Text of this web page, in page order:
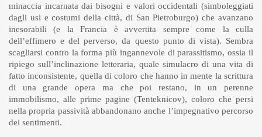
minaccia incarnata dai bisogni e valori occidentali (simboleggiati
dagli usi e costumi della città, di San Pietroburgo) che avanzano
inesorabili (e la Francia è avvertita sempre come la culla
dell’effimero e del perverso, da questo punto di vista). Sembra
scagliarsi contro la forma più ingannevole di parassitismo, ossia il
ripiego sull’inclinazione letteraria, quale simulacro di una vita di
fatto inconsistente, quella di coloro che hanno in mente la scrittura
di una grande opera ma che poi restano, in un perenne
immobilismo, alle prime pagine (Tenteknicov), coloro che persi
nella propria passività abbandonano anche l’impegnativo percorso
dei sentimenti.